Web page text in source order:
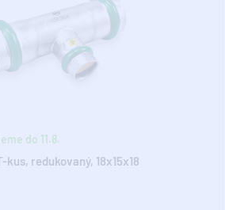
do 11.8.
kus, redukovaný, 18x15x18